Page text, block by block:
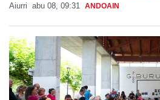
Aiurri abu 08, 09:31 ANDOAIN